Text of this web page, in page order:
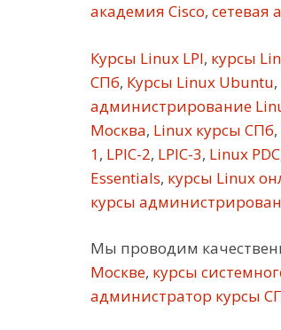
академия Cisco, сетевая
Курсы Linux LPI, курсы
СПб, Курсы Linux Ubuntu,
администрирование
Москва, Linux курсы СПб,
1, LPIC-2, LPIC-3, Linux PDC
Essentials, курсы Linux
курсы
Мы проводим
Москве, курсы
администратор курсы